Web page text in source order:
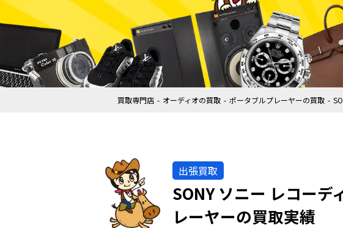
買取専門店 オーディオの買取 ポータブルプレーヤーの買取
出張買取
SONY ソニー レコー
レーヤーの買取実績